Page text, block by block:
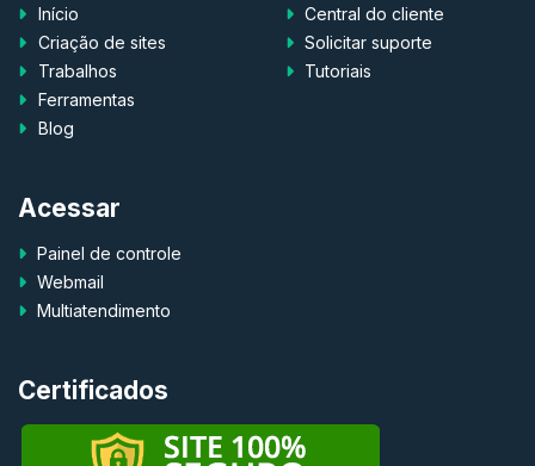
Início
Criação de sites
Trabalhos
Ferramentas
Blog
Central do cliente
Solicitar suporte
Tutoriais
Acessar
Painel de controle
Webmail
Multiatendimento
Certificados